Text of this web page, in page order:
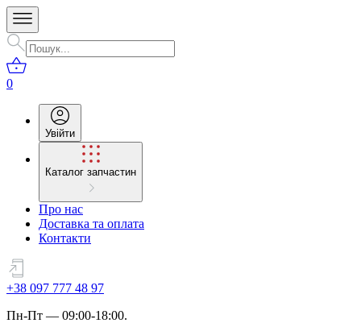
0
Увійти
Каталог запчастин
Про нас
Доставка та оплата
Контакти
+38 097 777 48 97
Пн-Пт — 09:00-18:00.